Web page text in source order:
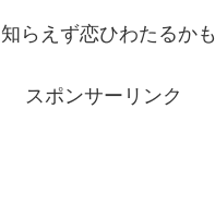
らえず恋ひわたるかも
スポンサーリンク